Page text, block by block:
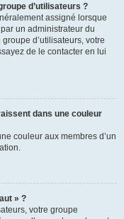
d’utilisateurs ?
assigné lorsque
un administrateur du
d’utilisateurs, votre
de le contacter en lui
dans une couleur
couleur aux membres d’un
» ?
votre groupe